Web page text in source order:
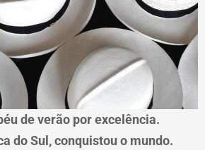
de verão por excelência.
do Sul, conquistou o mundo.